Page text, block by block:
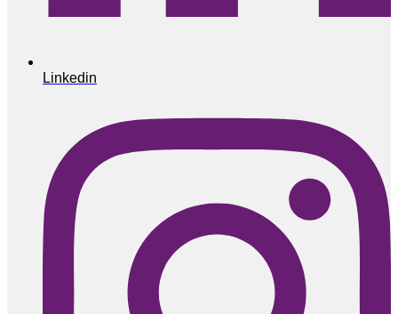
Linkedin